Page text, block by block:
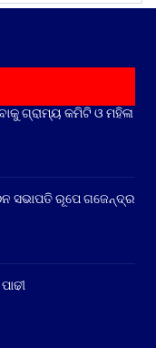
ଗ୍ରାମ୍ୟ କମିଟି ଓ ମହିଳା
ସଭାପତି ରୂପେ ଗଜେନ୍ଦ୍ର